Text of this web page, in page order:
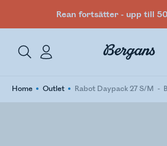
Rean fortsätter - upp till
Home Outlet Rabot Daypack 27 S/M